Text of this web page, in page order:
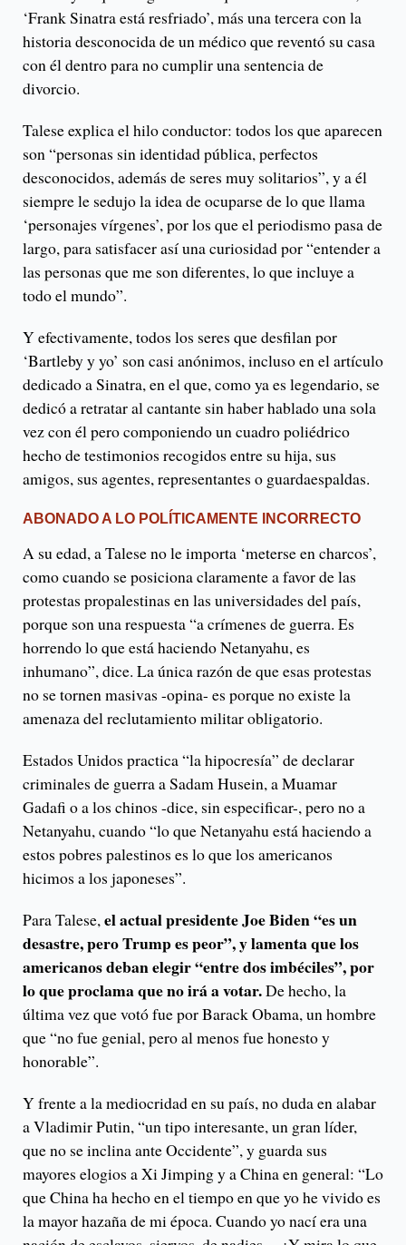
‘Frank Sinatra está resfriado’, más una tercera con la
historia desconocida de un médico que reventó su casa
con él dentro para no cumplir una sentencia de
divorcio.
Talese explica el hilo conductor: todos los que aparecen
son “personas sin identidad pública, perfectos
desconocidos, además de seres muy solitarios”, y a él
siempre le sedujo la idea de ocuparse de lo que llama
‘personajes vírgenes’, por los que el periodismo pasa de
largo, para satisfacer así una curiosidad por “entender a
las personas que me son diferentes, lo que incluye a
todo el mundo”.
Y efectivamente, todos los seres que desfilan por
‘Bartleby y yo’ son casi anónimos, incluso en el artículo
dedicado a Sinatra, en el que, como ya es legendario, se
dedicó a retratar al cantante sin haber hablado una sola
vez con él pero componiendo un cuadro poliédrico
hecho de testimonios recogidos entre su hija, sus
amigos, sus agentes, representantes o guardaespaldas.
ABONADO A LO POLÍTICAMENTE INCORRECTO
A su edad, a Talese no le importa ‘meterse en charcos’,
como cuando se posiciona claramente a favor de las
protestas propalestinas en las universidades del país,
porque son una respuesta “a crímenes de guerra. Es
horrendo lo que está haciendo Netanyahu, es
inhumano”, dice. La única razón de que esas protestas
no se tornen masivas -opina- es porque no existe la
amenaza del reclutamiento militar obligatorio.
Estados Unidos practica “la hipocresía” de declarar
criminales de guerra a Sadam Husein, a Muamar
Gadafi o a los chinos -dice, sin especificar-, pero no a
Netanyahu, cuando “lo que Netanyahu está haciendo a
estos pobres palestinos es lo que los americanos
hicimos a los japoneses”.
Para Talese,el actual presidente Joe Biden “es un
desastre, pero Trump es peor”, y lamenta que los
americanos deban elegir “entre dos imbéciles”, por
lo que proclama que no irá a votar.De hecho, la
última vez que votó fue por Barack Obama, un hombre
que “no fue genial, pero al menos fue honesto y
honorable”.
Y frente a la mediocridad en su país, no duda en alabar
a Vladimir Putin, “un tipo interesante, un gran líder,
que no se inclina ante Occidente”, y guarda sus
mayores elogios a Xi Jimping y a China en general: “Lo
que China ha hecho en el tiempo en que yo he vivido es
la mayor hazaña de mi época. Cuando yo nací era una